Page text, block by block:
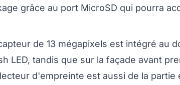
grâce au port MicroSD qui pourra
de 13 mégapixels est intégré au
LED, tandis que sur la façade avant
d'empreinte est aussi de la